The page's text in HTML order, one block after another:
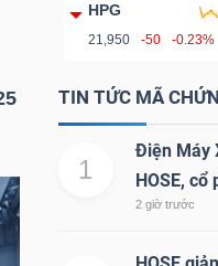
HPG
21,950 -50 -0.23%
TIN TỨC MÃ
1
Điện Máy
HOSE,
2 giờ trước